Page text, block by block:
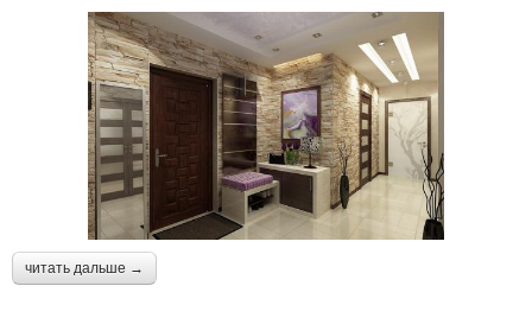
читать дальше →